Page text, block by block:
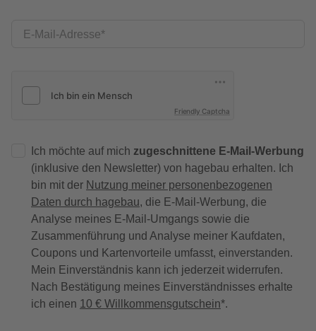
E-Mail-Adresse
Friendly Captcha
Ich möchte auf mich zugeschnittene E-Mail-Werbung
(inklusive den Newsletter) von hagebau erhalten. Ich
bin mit der Nutzung meiner personenbezogenen
Daten durch hagebau, die E-Mail-Werbung, die
Analyse meines E-Mail-Umgangs sowie die
Zusammenführung und Analyse meiner Kaufdaten,
Coupons und Kartenvorteile umfasst, einverstanden.
Mein Einverständnis kann ich jederzeit widerrufen.
Nach Bestätigung meines Einverständnisses erhalte
ich einen 10 € Willkommensgutschein*.